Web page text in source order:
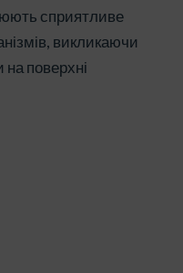
сприятливе
викликаючи
на поверхні